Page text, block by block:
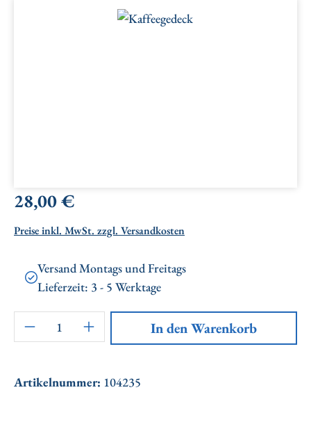
Bildergalerie überspringen
Regulärer Preis:
28,00 €
Preise inkl. MwSt. zzgl. Versandkosten
Versand Montags und Freitags
Lieferzeit: 3 - 5 Werktage
Artikel Anzahl: Gib den gewünschten
In den Warenkorb
Artikelnummer: 104235